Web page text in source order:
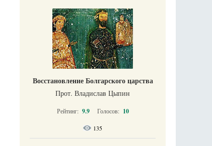
Восстановление Болгарского царства
Прот. Владислав Цыпин
Рейтинг: 9.9 Голосов: 10
135